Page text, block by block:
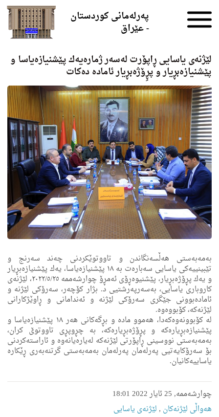
پەرلەمانی کوردستان
- عێراق
لێژنه‌ی یاسایی ڕاپۆرت له‌سه‌ر ژماره‌یه‌ك پێشنیازەیاسا و
پێشنیازه‌بڕیار و پڕِۆژەبڕیار ئاماده‌ دەکات
بەمەبەستی هەڵسەنگاندن و تاووتوێکردنی چەند سەرنج و
تێبینییه‌كی یاسایی سەبارەت بە ١٨ پێشنیازەیاسا، یه‌ك پێشنیازەبڕیار
و یه‌ك پڕۆژەبڕیار، پێشنیوه‌ڕۆی ئه‌مڕۆ چوارشەممە ٢٠٢٢/٥/٢٥، لێژنه‌ی
كاروبارى یاسایی، به‌سه‌رپه‌رشتیی د. بژار كۆچه‌ر، سه‌رۆكی لێژنه‌ و
ئاماده‌بوونی جێگرى سه‌رۆكی لێژنه‌ و ئه‌ندامانى و ڕاوێژکارانی
لێژنه‌كه‌، کۆبووەوە.
لە کۆبوونەوەکەدا، هەموو مادە و بڕگەکانی هەر ١٨ پێشنیازه‌یاسا و
پێشنیازەبڕیاره‌كه‌ و پڕۆژەبڕیاره‌كه‌، بە چڕوپڕی تاووتوێ كران،
بەمەبەستی نووسینی ڕاپۆرتی لێژنەکە له‌یاره‌یانه‌وه‌ و ئاراستەکردنی
بۆ سەرۆکایەتیی پەرلەمان په‌رله‌مان به‌مه‌به‌ستی گرتنه‌به‌ری ڕێكاره‌
یاساییه‌كانیان.
چوارشەممە, 25 ئایار 2022 18:01
هه‌واڵى لێژنه‌كان ,لێژنەی یاسایی